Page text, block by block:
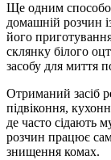
Ще одним
домашній розчин
його
склянку білого
засобу для миття
Отриманий засіб
підвіконня,
де часто сідають
розчин працює
знищення комах.